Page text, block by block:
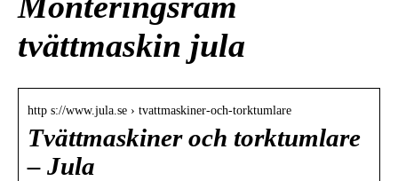
tvättmaskin jula
http s://www.jula.se › tvattmaskiner-och-torktumlare
Tvättmaskiner och torktumlare
– Jula